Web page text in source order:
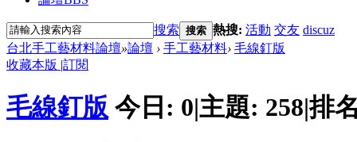
搜索 搜索 熱搜: 活動 交友 discuz
台北手工藝材料論壇»論壇 › 手工藝材料› 毛線釘版
收藏本版 |訂閱
毛線釘版 今日: 0|主題: 258|排